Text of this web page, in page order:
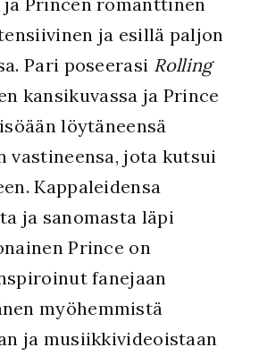
ja esillä paljon
Pari poseerasi Rolling
kansikuvassa ja Prince
löytäneensä
vastineensa, jota kutsui
Kappaleidensa
ja sanomasta läpi
Prince on
fanejaan
myöhemmistä
ja musiikkivideoistaan